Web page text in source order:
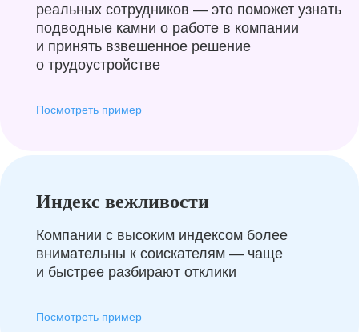
реальных сотрудников — это поможет узнать
подводные камни о работе в компании
и принять взвешенное решение
о трудоустройстве
Посмотреть пример
Индекс вежливости
Компании с высоким индексом более
внимательны к соискателям — чаще
и быстрее разбирают отклики
Посмотреть пример